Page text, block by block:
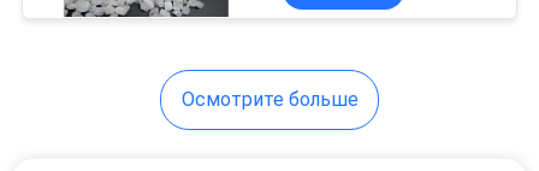
керамический
Осмотрите больше